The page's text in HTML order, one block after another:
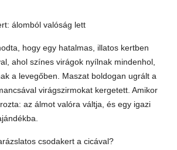
álomból valóság lett
hogy egy hatalmas, illatos kertben
ahol színes virágok nyílnak mindenhol,
a levegőben. Maszat boldogan ugrált a
virágszirmokat kergetett. Amikor
az álmot valóra váltja, és egy igazi
csodakert a cicával?